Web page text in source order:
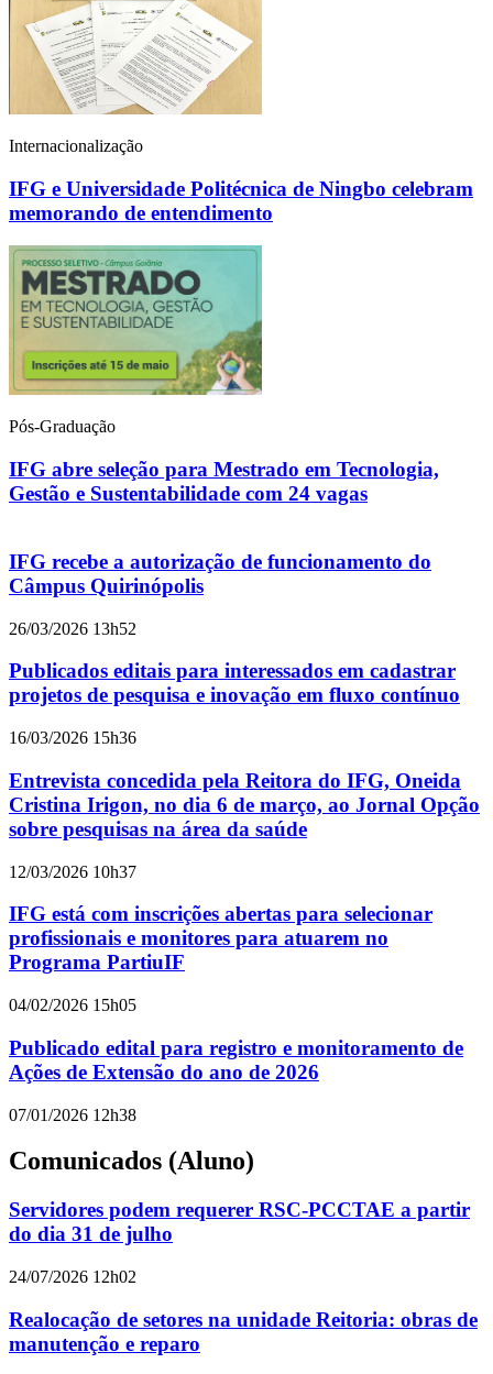
Internacionalização
IFG e Universidade Politécnica de Ningbo celebram
memorando de entendimento
Pós-Graduação
IFG abre seleção para Mestrado em Tecnologia,
Gestão e Sustentabilidade com 24 vagas
IFG recebe a autorização de funcionamento do
Câmpus Quirinópolis
26/03/2026 13h52
Publicados editais para interessados em cadastrar
projetos de pesquisa e inovação em fluxo contínuo
16/03/2026 15h36
Entrevista concedida pela Reitora do IFG, Oneida
Cristina Irigon, no dia 6 de março, ao Jornal Opção
sobre pesquisas na área da saúde
12/03/2026 10h37
IFG está com inscrições abertas para selecionar
profissionais e monitores para atuarem no
Programa PartiuIF
04/02/2026 15h05
Publicado edital para registro e monitoramento de
Ações de Extensão do ano de 2026
07/01/2026 12h38
Comunicados (Aluno)
Servidores podem requerer RSC-PCCTAE a partir
do dia 31 de julho
24/07/2026 12h02
Realocação de setores na unidade Reitoria: obras de
manutenção e reparo